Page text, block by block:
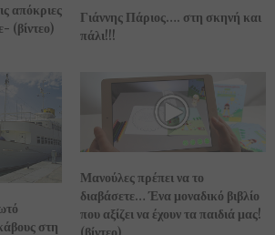
απόκριες
(βίντεο)
Γιάννης Πάριος…. στη σκηνή και
πάλι!!!
στη
Μανούλες πρέπει να το
διαβάσετε… Ένα μοναδικό βιβλίο
που αξίζει να έχουν τα παιδιά μας!
(βίντεο)